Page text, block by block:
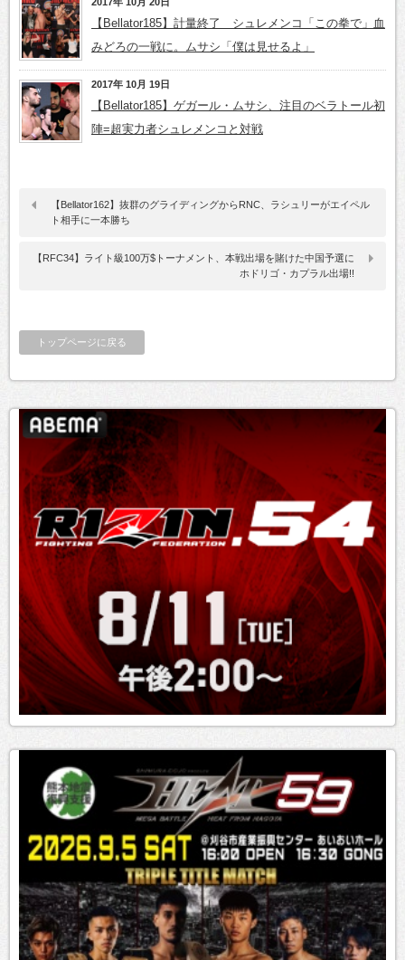
【Bellator185】計量終了 シュレメンコ「この拳で」血
みどろの一戦に。ムサシ「僕は見せるよ」
2017年 10月 19日
【Bellator185】ゲガール・ムサシ、注目のベラトール初
陣=超実力者シュレメンコと対戦
【Bellator162】抜群のグライディングからRNC、ラシュリーがエイペル
ト相手に一本勝ち
【RFC34】ライト級100万$トーナメント、本戦出場を賭けた中国予選に
ホドリゴ・カプラル出場!!
トップページに戻る